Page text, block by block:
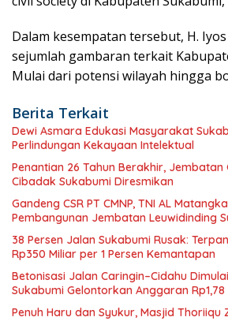
Dalam kesempatan tersebut, H.
sejumlah gambaran terkait
Mulai dari potensi wilayah hingga
Berita Terkait
Dewi Asmara Edukasi Masyarakat
Perlindungan Kekayaan Intelektual
Penantian 26 Tahun Berakhir, Jembatan
Cibadak Sukabumi Diresmikan
Gandeng CSR PT CMNP, TNI AL
Pembangunan Jembatan Leuwidinding
38 Persen Jalan Sukabumi Rusak:
Rp350 Miliar per 1 Persen Kemantapan
Betonisasi Jalan Caringin–Cidahu
Sukabumi Gelontorkan Anggaran Rp1,78
Penuh Haru dan Syukur, Masjid Thoriiqu